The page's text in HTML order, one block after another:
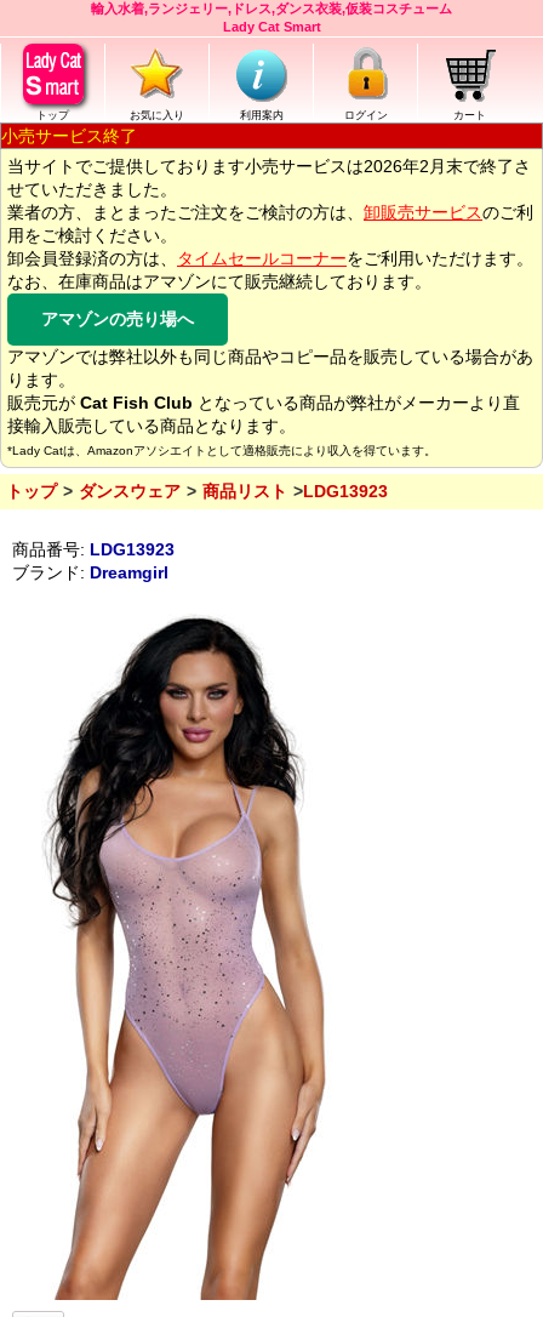
輸入水着,ランジェリー,ドレス,ダンス衣装,仮装コスチューム
Lady Cat Smart
トップ お気に入り 利用案内 ログイン カート
小売サービス終了
当サイトでご提供しております小売サービスは2026年2月末で終了さ
せていただきました。
業者の方、まとまったご注文をご検討の方は、 卸販売サービスのご利
用をご検討ください。
卸会員登録済の方は、
タイムセールコーナーをご利用いただけます。
なお、在庫商品はアマゾンにて販売継続しております。
アマゾンの売り場へ
アマゾンでは弊社以外も同じ商品やコピー品を販売している場合があ
ります。
販売元が Cat Fish Club となっている商品が弊社がメーカーより直
接輸入販売している商品となります。
*Lady Catは、Amazonアソシエイトとして適格販売により収入を得ています。
トップ ダンスウェア 商品リスト LDG13923
商品番号: LDG13923
ブランド: Dreamgirl